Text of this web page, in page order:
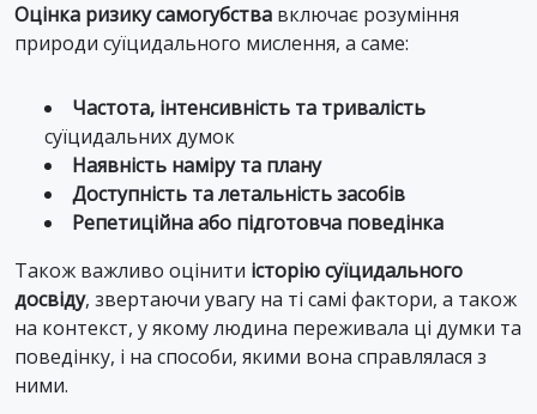
Оцінка ризику самогубства включає розуміння
природи суїцидального мислення, а саме:
Частота, інтенсивність та тривалість
суїцидальних думок
Наявність наміру та плану
Доступність та летальність засобів
Репетиційна або підготовча поведінка
Також важливо оцінити історію суїцидального
досвіду, звертаючи увагу на ті самі фактори, а також
на контекст, у якому людина переживала ці думки та
поведінку, і на способи, якими вона справлялася з
ними.